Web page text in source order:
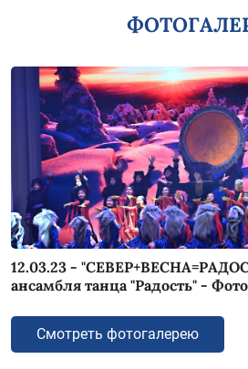
12.03.23 -
ансамбля танца "Радость" -
Смотреть фотогалерею